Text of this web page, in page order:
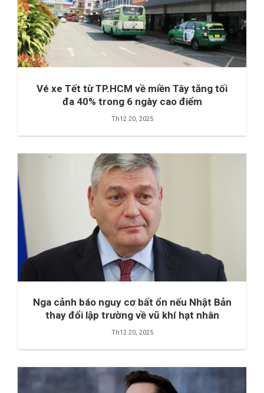
Vé xe Tết từ TP.HCM về miền Tây tăng tối
đa 40% trong 6 ngày cao điểm
Th12 20, 2025
Nga cảnh báo nguy cơ bất ổn nếu Nhật Bản
thay đổi lập trường về vũ khí hạt nhân
Th12 20, 2025